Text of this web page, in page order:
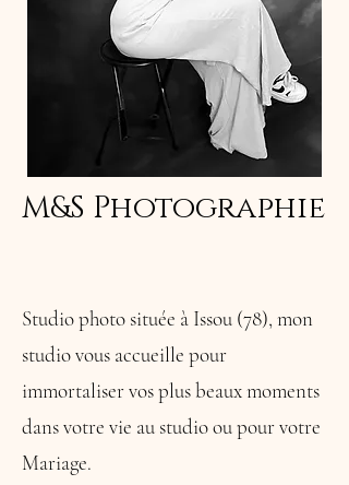
M&S Photographie
Studio photo située à Issou (78), mon
studio vous accueille pour
immortaliser vos plus beaux moments
dans votre vie au studio ou pour votre
Mariage.